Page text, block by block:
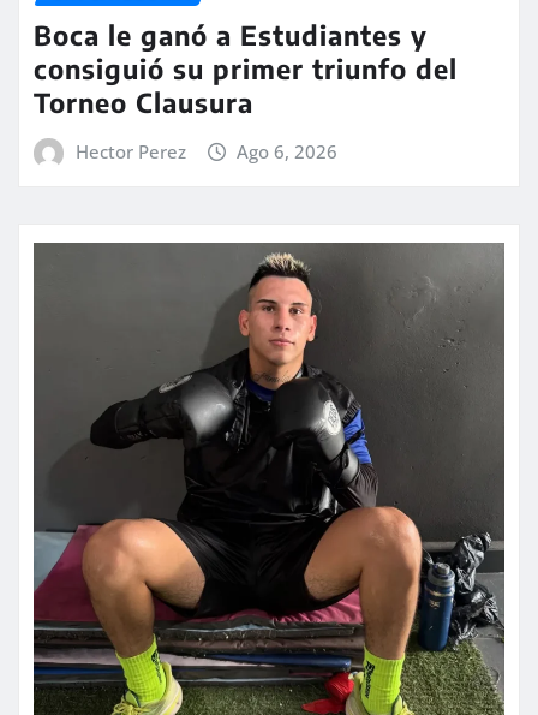
Boca le ganó a Estudiantes y
consiguió su primer triunfo del
Torneo Clausura
Hector Perez Ago 6, 2026